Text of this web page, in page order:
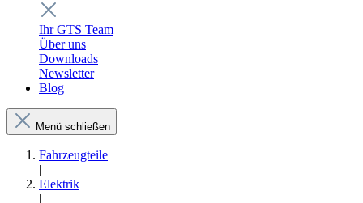
Ihr GTS Team
Über uns
Downloads
Newsletter
Blog
Menü schließen
Fahrzeugteile
|
Elektrik
|